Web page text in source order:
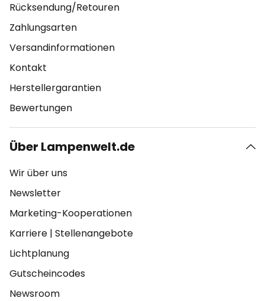
Rücksendung/Retouren
Zahlungsarten
Versandinformationen
Kontakt
Herstellergarantien
Bewertungen
Über Lampenwelt.de
Wir über uns
Newsletter
Marketing-Kooperationen
Karriere | Stellenangebote
Lichtplanung
Gutscheincodes
Newsroom